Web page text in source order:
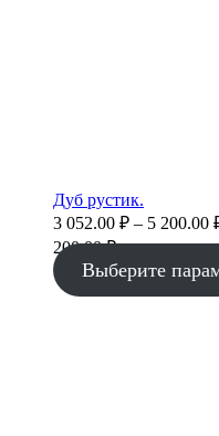
Дуб рустик.
3 052.00 ₽ – 5 200.00
200.00 ₽
Выберите